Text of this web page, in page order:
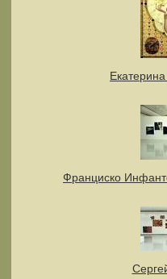
Франциско